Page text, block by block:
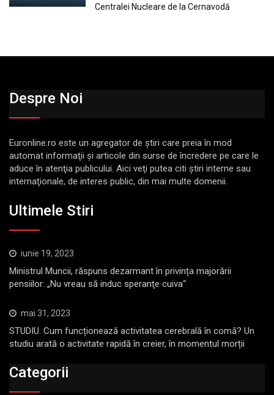
Centralei Nucleare de la Cernavodă
Despre Noi
Euronline.ro este un agregator de ştiri care preia în mod
automat informaţii şi articole din surse de încredere pe care le
aduce în atenţia publicului. Aici veţi putea citi ştiri interne sau
internaţionale, de interes public, din mai multe domenii.
Ultimele Stiri
iunie 19, 2023
Ministrul Muncii, răspuns dezarmant în privința majorării
pensiilor: „Nu vreau să induc speranţe cuiva“
mai 31, 2023
STUDIU. Cum funcționează activitatea cerebrală în comă? Un
studiu arată o activitate rapidă în creier, în momentul morții
Categorii